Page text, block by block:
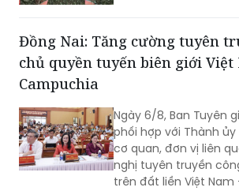
Đồng Nai: Tăng cường tuyên
chủ quyền tuyến biên giới Việt
Campuchia
Ngày 6/8, Ban Tuyên
phối hợp với Thành
cơ quan, đơn vị liên
nghị tuyên truyền
trên đất liền Việt